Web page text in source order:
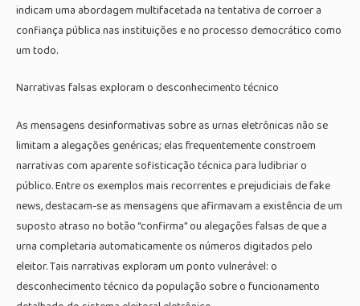
indicam uma abordagem multifacetada na tentativa de corroer a
confiança pública nas instituições e no processo democrático como
um todo.
Narrativas falsas exploram o desconhecimento técnico
As mensagens desinformativas sobre as urnas eletrônicas não se
limitam a alegações genéricas; elas frequentemente constroem
narrativas com aparente sofisticação técnica para ludibriar o
público. Entre os exemplos mais recorrentes e prejudiciais de fake
news, destacam-se as mensagens que afirmavam a existência de um
suposto atraso no botão “confirma” ou alegações falsas de que a
urna completaria automaticamente os números digitados pelo
eleitor. Tais narrativas exploram um ponto vulnerável: o
desconhecimento técnico da população sobre o funcionamento